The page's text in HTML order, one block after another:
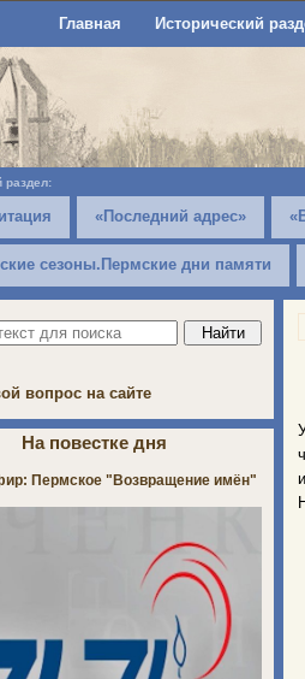
Главная Исторический
раздел:
«Последний адрес»
сезоны.Пермские дни памяти
вопрос на сайте
На повестке дня
Пермское "Возвращение имён"